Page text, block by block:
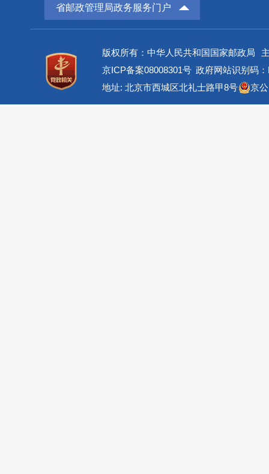
省邮政管理局政务服务门户
版权所有：中华人民共和国国家邮政局
京ICP备案08008301号 政府网站识别码
地址: 北京市西城区北礼士路甲8号
京